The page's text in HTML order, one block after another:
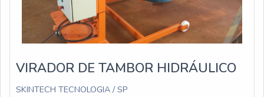
VIRADOR DE TAMBOR HIDRÁULICO
SKINTECH TECNOLOGIA / SP